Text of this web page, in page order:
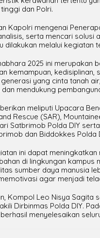
dan Polri.
Kapolri mengenai
serta mencari solusi
dilakukan melalui kegiatan
2025 ini merupakan
kemampuan,
yang cinta tanah
mendukung
meliputi Upacara
Rescue (SAR),
Satbrimob Polda DIY
dan Biddokkes Polda
ini dapat
di lingkungan
sumber daya manusia
agar menjadi
Kompol Leo Nisya Sagita
Dirbinmas Polda DIY.
menyelesaikan